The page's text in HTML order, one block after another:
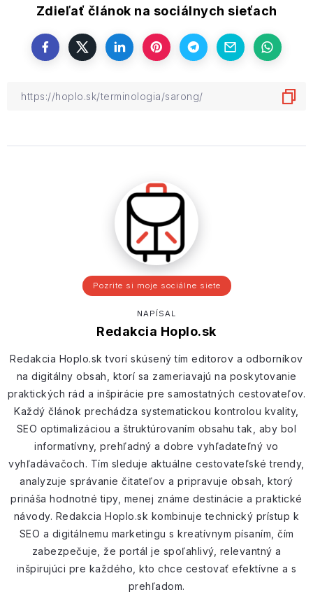
Zdieľať článok na sociálnych sieťach
Pozrite si moje sociálne siete
NAPÍSAL
Redakcia Hoplo.sk
Redakcia Hoplo.sk tvorí skúsený tím editorov a odborníkov
na digitálny obsah, ktorí sa zameriavajú na poskytovanie
praktických rád a inšpirácie pre samostatných cestovateľov.
Každý článok prechádza systematickou kontrolou kvality,
SEO optimalizáciou a štruktúrovaním obsahu tak, aby bol
informatívny, prehľadný a dobre vyhľadateľný vo
vyhľadávačoch. Tím sleduje aktuálne cestovateľské trendy,
analyzuje správanie čitateľov a pripravuje obsah, ktorý
prináša hodnotné tipy, menej známe destinácie a praktické
návody. Redakcia Hoplo.sk kombinuje technický prístup k
SEO a digitálnemu marketingu s kreatívnym písaním, čím
zabezpečuje, že portál je spoľahlivý, relevantný a
inšpirujúci pre každého, kto chce cestovať efektívne a s
prehľadom.